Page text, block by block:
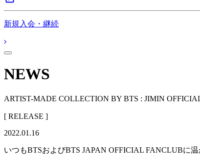
新規入会・継続
NEWS
ARTIST-MADE COLLECTION BY BTS : JIMIN
[ RELEASE ]
2022.01.16
いつもBTSおよびBTS JAPAN OFFICIAL FANCLUBに